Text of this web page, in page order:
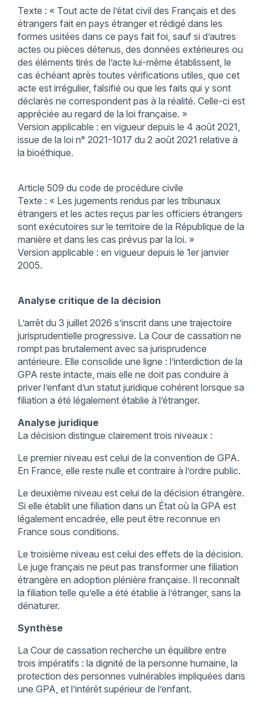
Texte : « Tout acte de l’état civil des Français et des
étrangers fait en pays étranger et rédigé dans les
formes usitées dans ce pays fait foi, sauf si d’autres
actes ou pièces détenus, des données extérieures ou
des éléments tirés de l’acte lui-même établissent, le
cas échéant après toutes vérifications utiles, que cet
acte est irrégulier, falsifié ou que les faits qui y sont
déclarés ne correspondent pas à la réalité. Celle-ci est
appréciée au regard de la loi française. »
Version applicable : en vigueur depuis le 4 août 2021,
issue de la loi n° 2021-1017 du 2 août 2021 relative à
la bioéthique.
Article 509 du code de procédure civile
Texte : « Les jugements rendus par les tribunaux
étrangers et les actes reçus par les officiers étrangers
sont exécutoires sur le territoire de la République de la
manière et dans les cas prévus par la loi. »
Version applicable : en vigueur depuis le 1er janvier
2005.
Analyse critique de la décision
L’arrêt du 3 juillet 2026 s’inscrit dans une trajectoire
jurisprudentielle progressive. La Cour de cassation ne
rompt pas brutalement avec sa jurisprudence
antérieure. Elle consolide une ligne : l’interdiction de la
GPA reste intacte, mais elle ne doit pas conduire à
priver l’enfant d’un statut juridique cohérent lorsque sa
filiation a été légalement établie à l’étranger.
Analyse juridique
La décision distingue clairement trois niveaux :
Le premier niveau est celui de la convention de GPA.
En France, elle reste nulle et contraire à l’ordre public.
Le deuxième niveau est celui de la décision étrangère.
Si elle établit une filiation dans un État où la GPA est
légalement encadrée, elle peut être reconnue en
France sous conditions.
Le troisième niveau est celui des effets de la décision.
Le juge français ne peut pas transformer une filiation
étrangère en adoption plénière française. Il reconnaît
la filiation telle qu’elle a été établie à l’étranger, sans la
dénaturer.
Synthèse
La Cour de cassation recherche un équilibre entre
trois impératifs : la dignité de la personne humaine, la
protection des personnes vulnérables impliquées dans
une GPA, et l’intérêt supérieur de l’enfant.